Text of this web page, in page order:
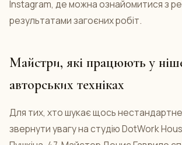
Instagram, де можна ознайомитися з
результатами загоєних робіт.
Майстри, які працюють у
авторських техніках
Для тих, хто шукає щось
звернути увагу на студію DotWork